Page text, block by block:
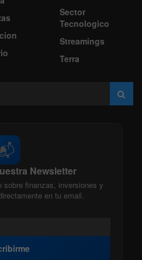
Sector
Tecnologico
Streamings
Terra
Newsletter
sobre finanzas, inversiones y
en tu email.